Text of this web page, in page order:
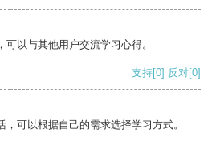
以与其他用户交流学习心得。
支持[0] 反对[0]
可以根据自己的需求选择学习方式。